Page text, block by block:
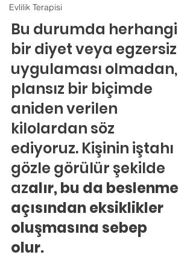
Evlilik Terapisi
Bu durumda herhangi
bir diyet veya egzersiz
uygulaması olmadan,
plansız bir biçimde
aniden verilen
kilolardan söz
ediyoruz. Kişinin iştahı
gözle görülür şekilde
azalır, bu da beslenme
açısından eksiklikler
oluşmasına sebep
olur.